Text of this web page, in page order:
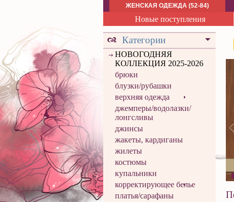
ЖЕНСКАЯ ОДЕЖДА (52-84)
Новые поступления
Категории
НОВОГОДНЯЯ
КОЛЛЕКЦИЯ 2025-2026
брюки
блузки/рубашки
верхняя одежда
джемперы/водолазки/
лонгсливы
джинсы
жакеты, кардиганы
жилеты
костюмы
купальники
корректирующее белье
платья/сарафаны